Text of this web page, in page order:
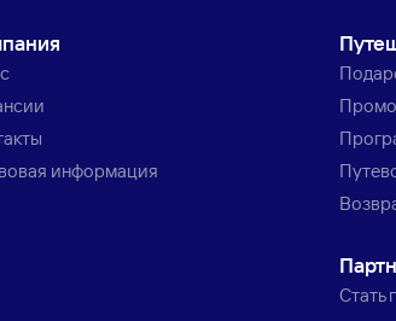
информация
Стать